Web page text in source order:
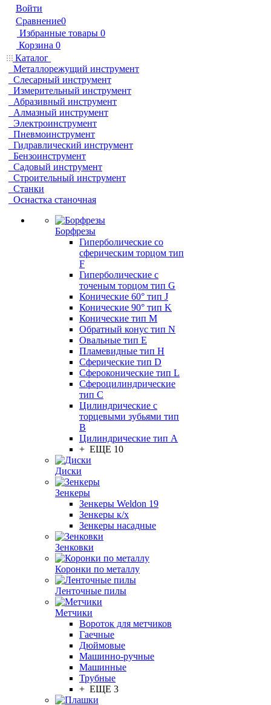
Войти
Сравнение0
Избранные товары 0
Корзина 0
Каталог
Металлорежущий инструмент
Слесарный инструмент
Измерительный инструмент
Абразивный инструмент
Алмазный инструмент
Электроинструмент
Пневмоинструмент
Гидравлический инструмент
Бензоинструмент
Садовый инструмент
Строительный инструмент
Станки
Оснастка станочная
Борфрезы
Гиперболические cо
сферическим торцом тип
F
Гиперболические с
точеным торцом тип G
Конические 60° тип J
Конические 90° тип K
Конические тип M
Обратный конус тип N
Овальные тип E
Пламевидные тип H
Сферические тип D
Сфероконические тип L
Сфероцилиндрические
тип C
Цилиндрические с
торцевыми зубьями тип
B
Цилиндрические тип А
+ ЕЩЕ 10
Диски
Зенкеры
Зенкеры Weldon 19
Зенкеры к/х
Зенкеры насадные
Зенковки
Коронки по металлу
Ленточные пилы
Метчики
Вороток для метчиков
Гаечные
Дюймовые
Машинно-ручные
Машинные
Трубные
+ ЕЩЕ 3